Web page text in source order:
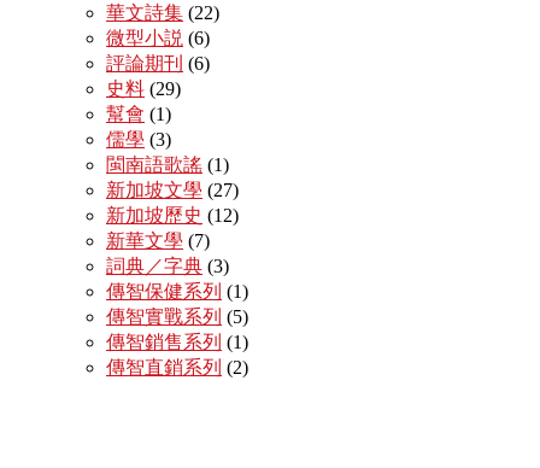
華文詩集 (22)
微型小説 (6)
評論期刊 (6)
史料 (29)
幫會 (1)
儒學 (3)
閩南語歌謠 (1)
新加坡文學 (27)
新加坡歷史 (12)
新華文學 (7)
詞典／字典 (3)
傳智保健系列 (1)
傳智實戰系列 (5)
傳智銷售系列 (1)
傳智直銷系列 (2)